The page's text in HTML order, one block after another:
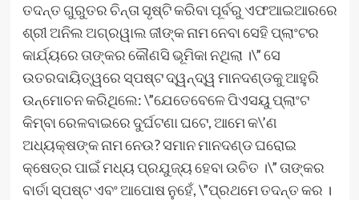
ତଦନ୍ତ ଗୁରୁତର ଚିନ୍ତା ସୃଷ୍ଟି କରିବା ପୂର୍ବରୁ ଏଫଆଇଆରରେ
ଶ୍ରୀ ଅନିଲ ଅଗ୍ରୱାଲ ଜୀଙ୍କ ନାମ ନେବା ସେହି ପ୍ଲାଂଟର
କାର୍ଯ୍ୟରେ ତାଙ୍କର କୌଣସି ଭୂମିକା ନଥିଲା ।\” ସେ
ଉତରଦାୟିତ୍ୱରେ ସ୍ପଷ୍ଟ ଦ୍ୱନ୍ଦ୍ୱ ମାନଦଣ୍ଡକୁ ଆହୁରି
ଉନ୍ମୋଚନ କରିଥିଲେ: \”ଯେତେବେଳେ ପିଏସୟୁ ପ୍ଲାଂଟ
କିମ୍ବା ରେଳବାଇରେ ଦୁର୍ଘଟଣା ଘଟେ, ଆମେ କ\’ଣ
ଅଧ୍ୟକ୍ଷଙ୍କ ନାମ ନେଉ? ସମାନ ମାନଦଣ୍ଡ ଘରୋଇ
କ୍ଷେତ୍ର ପାଇଁ ମଧ୍ୟ ପ୍ରଯୁଜ୍ୟ ହେବା ଉଚିତ ।\” ତାଙ୍କର
ବାର୍ତା ସ୍ପଷ୍ଟ ଏବଂ ଆପୋଷ ନୁହେଁ, \”ପ୍ରଥମେ ତଦନ୍ତ କର ।